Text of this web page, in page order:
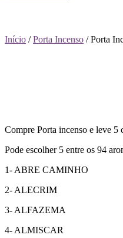
Início /Porta Incenso / Porta
Compre Porta incenso e leve 5
Pode escolher 5 entre os 94
1- ABRE CAMINHO
2- ALECRIM
3- ALFAZEMA
4- ALMISCAR